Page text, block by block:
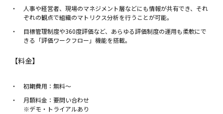
人事や経営者、現場のマネジメント層などにも情報が共有でき、それ
ぞれの観点で組織のマトリクス分析を行うことが可能。
目標管理制度や360度評価など、あらゆる評価制度の運用も柔軟にで
きる「評価ワークフロー」機能を搭載。
【料金】
初期費用：無料〜
月額料金：要問い合わせ
※デモ・トライアルあり